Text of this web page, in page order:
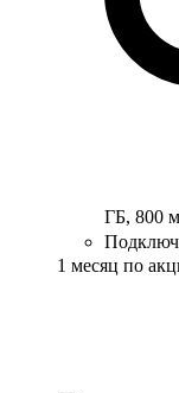
ГБ, 800
1 месяц по